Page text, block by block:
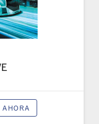
AHORA